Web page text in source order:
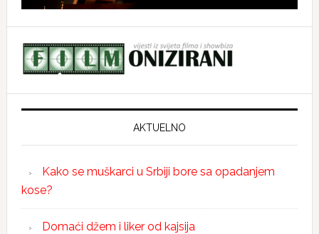
AKTUELNO
Kako se muškarci u Srbiji bore sa opadanjem
kose?
Domaći džem i liker od kajsija